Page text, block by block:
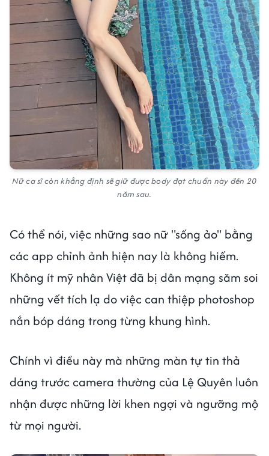
Nữ ca sĩ còn khẳng định sẽ giữ được body đạt chuẩn này đến 20
năm sau.
Có thể nói, việc những sao nữ "sống ảo" bằng
các app chỉnh ảnh hiện nay là không hiếm.
Không ít mỹ nhân Việt đã bị dân mạng săm soi
những vết tích lạ do việc can thiệp photoshop
nắn bóp dáng trong từng khung hình.
Chính vì điều này mà những màn tự tin thả
dáng trước camera thường của Lệ Quyên luôn
nhận được những lời khen ngợi và ngưỡng mộ
từ mọi người.